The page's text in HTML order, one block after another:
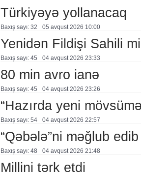
Türkiyəyə yollanacaq
Baxış sayı: 32 05 avqust 2026 10:00
Yenidən Fildişi Sahili
Baxış sayı: 45 04 avqust 2026 23:33
80 min avro ianə
Baxış sayı: 45 04 avqust 2026 23:26
“Hazırda yeni
Baxış sayı: 54 04 avqust 2026 22:57
“Qəbələ”ni məğlub edib
Baxış sayı: 48 04 avqust 2026 21:48
Millini tərk etdi